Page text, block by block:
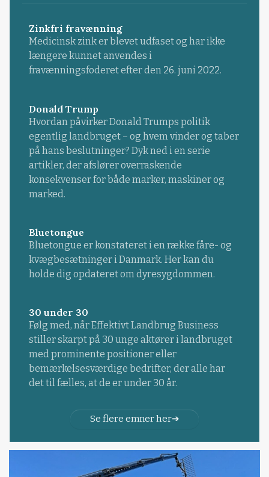
Zinkfri fravænning
Medicinsk zink er blevet udfaset og har ikke
længere kunnet anvendes i
fravænningsfoderet efter den 26. juni 2022.
Donald Trump
Hvordan påvirker Donald Trumps politik
egentlig landbruget – og hvem vinder og taber
på hans beslutninger? Dyk ned i en serie
artikler, der afslører overraskende
konsekvenser for både marker, maskiner og
marked.
Bluetongue
Bluetongue er konstateret i en række fåre- og
kvægbesætninger i Danmark. Her kan du
holde dig opdateret om dyresygdommen.
30 under 30
Følg med, når Effektivt Landbrug Business
stiller skarpt på 30 unge aktører i landbruget
med prominente positioner eller
bemærkelsesværdige bedrifter, der alle har
det til fælles, at de er under 30 år.
Se flere emner her